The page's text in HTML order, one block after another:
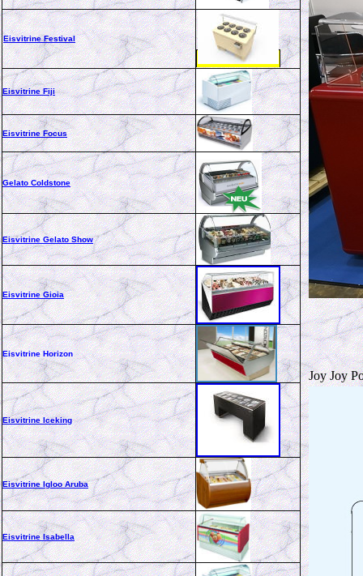
Eisvitrine Festival
Eisvitrine Fiji
Eisvitrine Focus
Gelato Coldstone
Eisvitrine Gelato Show
Eisvitrine Gioia
Eisvitrine Horizon
Eisvitrine Iceking
Eisvitrine Igloo Aruba
Eisvitrine Isabella
Joy Joy